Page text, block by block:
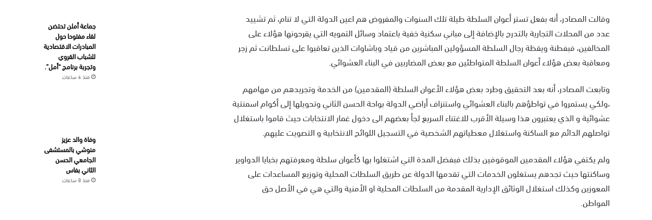
وقالت المصادر، أنه بفعل تستر أعوان السلطة طيلة تلك السنوات والمفروض هم اعين الدولة التي لا تنام، ثم تشييد
عدد من المحلات التجارية بالتدرج بالإضافة إلى مباني سكنية خفية باعتماد وسائل التمويه التي يقرحونها هؤلاء على
المخالفين، فبفطنة ويقظة رجال السلطة المسؤولين المباشرين من قياد وباشاوات الذين تعاقبوا على تسلطانت ثم زجر
ومعاقبة بعض هؤلاء أعوان السلطة المتواطئين مع بعض المضاربين في البناء العشوائي.
وتابعت المصادر، أنه بعد التحقيق وطرد بعض هؤلاء الأعوان السلطة (المقدمين) من الخدمة وتجريدهم من مهامهم
،ولكي يستمروا في تواطؤهم بالبناء العشوائي واستنزاف أراضي الدولة بواحة الحسن الثاني وتحويلها إلى أكوام اسمنتية
عشوائية و الذي يعتبرون هذا وسيلة الأقرب للاغتناء السريع لجأ بعضهم الى دخول غمار الانتخابات حيث قاموا باستغلال
تواصلهم الدائم مع الساكنة واستغلال معطياتهم الشخصية في التسجيل اللوائح الانتخابية و التصويت عليهم.
ولم يكتفي هؤلاء المقدمين الموقوفين بذلك فبفضل المدة التي اشتغلوا بها كأعوان سلطة ومعرفتهم بخبايا الدواوير
وساكنتها حيث تجدهم يستغلون الخدمات التي تقدمها الدولة عن طريق السلطات المحلية وتوزيع المساعدات على
المعوزين وكذلك استغلال الوثائق الإدارية المقدمة من السلطات المحلية او الأمنية والتي هي في الأصل حق
المواطن.
جماعة أملن تحتضن
لقاء مفتوحا حول
المبادرات الاقتصادية
للشباب القروي
وتجربة برنامج “أمل”.
منذ 6 ساعات
وفاة والد عزيز
منوشي بالمستشفى
الجامعي الحسن
الثاني بفاس
منذ 8 ساعات